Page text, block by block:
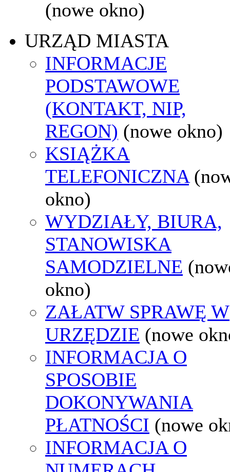
(nowe okno)
URZĄD MIASTA
INFORMACJE
PODSTAWOWE
(KONTAKT, NIP,
REGON) (nowe okno)
KSIĄŻKA
TELEFONICZNA
okno)
WYDZIAŁY, BIURA,
STANOWISKA
SAMODZIELNE
okno)
ZAŁATW SPRAWĘ W
URZĘDZIE (nowe
INFORMACJA O
SPOSOBIE
DOKONYWANIA
PŁATNOŚCI (nowe
INFORMACJA O